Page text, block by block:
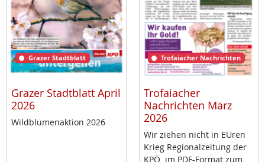
Grazer Stadtblatt
Grazer Stadtblatt April
2026
Wild­blu­men­ak­ti­on 2026
Trofaiacher Nachrichten
Trofaiacher
Nachrichten März
2026
Wir zie­hen nicht in EU­ren
Krieg Re­gio­nal­zei­tung der
KPÖ im PDF-For­mat zum